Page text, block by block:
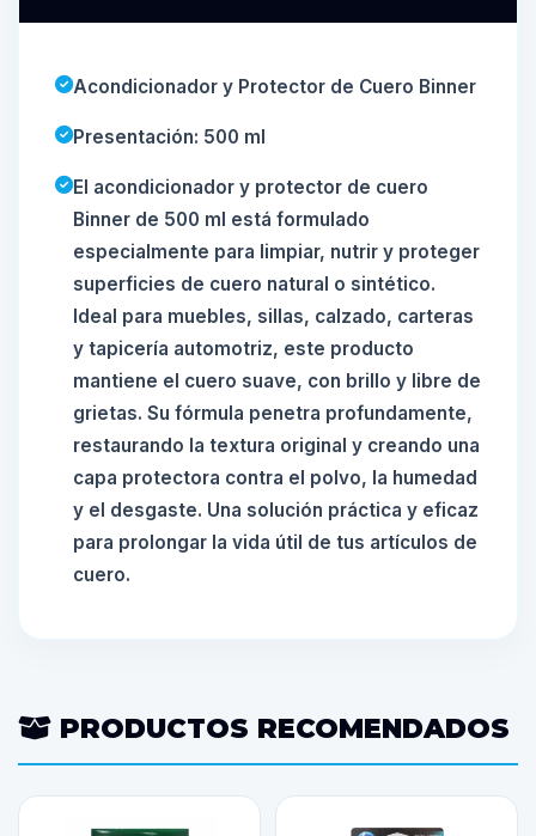
Acondicionador y Protector de Cuero Binner
Presentación: 500 ml
El acondicionador y protector de cuero
Binner de 500 ml está formulado
especialmente para limpiar, nutrir y proteger
superficies de cuero natural o sintético.
Ideal para muebles, sillas, calzado, carteras
y tapicería automotriz, este producto
mantiene el cuero suave, con brillo y libre de
grietas. Su fórmula penetra profundamente,
restaurando la textura original y creando una
capa protectora contra el polvo, la humedad
y el desgaste. Una solución práctica y eficaz
para prolongar la vida útil de tus artículos de
cuero.
PRODUCTOS RECOMENDADOS